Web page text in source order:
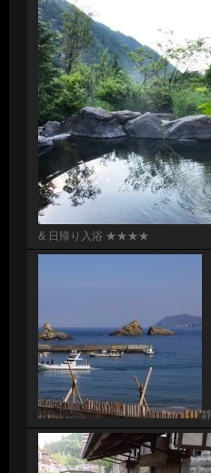
& 日帰り入浴 ★★★★